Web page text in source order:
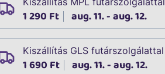
1 290 Ft aug. 11. - aug. 12.
Kiszállítás GLS futárszolgálattal
1 690 Ft aug. 11. - aug. 12.